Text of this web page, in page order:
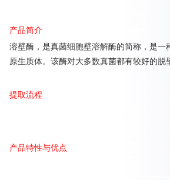
产品简介
溶壁酶，是真菌细胞壁溶解酶的简称，是
原生质体。 该酶对大多数真菌都有较好的脱
提取流程
产品特性与优点